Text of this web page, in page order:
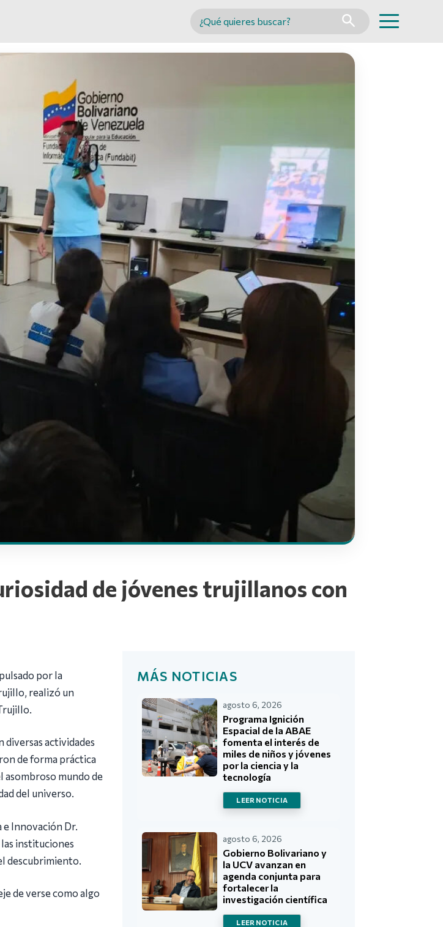
Buscar en MINCYT
de jóvenes trujillanos con
por la
realizó un
diversas actividades
de forma práctica
asombroso mundo de
del universo.
Innovación Dr.
instituciones
descubrimiento.
de verse como algo
MÁS NOTICIAS
agosto 6, 2026
Programa Ignición
Espacial de la ABAE
fomenta el interés de
miles de niños y jóvenes
por la ciencia y la
tecnología
LEER NOTICIA
agosto 6, 2026
Gobierno Bolivariano y
la UCV avanzan en
agenda conjunta para
fortalecer la
investigación científica
LEER NOTICIA